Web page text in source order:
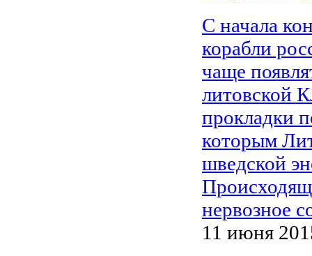
С начала
корабли
чаще
литовской
прокладки
которым
шведской
нервозное
11 июня